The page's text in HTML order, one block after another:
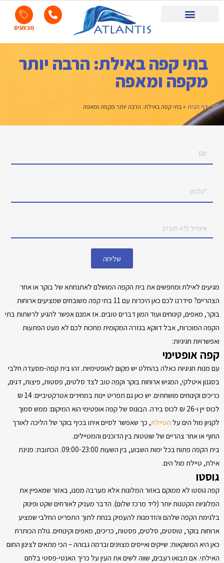
מבצעים
בתי קפה באילת: הרבה יותר
מקפה ומאפה
דף הבית »בתי קפה באילת: הרבה יותר מקפה ומאפה
שליחה
מגיעים לאילת ומחפשים את בית הקפה המושלם לאתנחתא של בוקר או אחר
הצהריים? סידרנו לכם כאן היכרות עם 11 בתי קפה משובחים שמציעים ארוחות
בוקר, מאפים, קינוחים ועוד המון דברים טובים. אז אמנם אפשר להגיע לרשתות בתי
הקפה המוכרות, אבל דווקא בגזרה המקומית מחכות לכם לא מעט הפתעות
ואפשרויות חגיגיות:
קפה אופטימי
עם מנות חגיגיות כאלה בהחלט יש מקום לאופטימיות. זהו בית קפה-מסעדה חלבי
בסגנון איטלקי, המגיש ארוחות בוקר וקפה טוב לצד סלטים, פסטות, פיצות, דגים,
כריכים וקינוחים מושחתים. יש כאן גם תפריט יינות במחירים אטרקטיביים: 14 ₪
לכוס יין ו-26 ₪ לכוס בירה. הבונוס של קפה אופטימי הוא המיקום: ממש סמוך
לקניון מול הים על הטיילת, כך שאפשר לסיים איתו בכיף בוקר של הליכה לאורך
החוף או אחר צהריים של שוטטות בין הדוכנים והמטיילים.
בית הקפה פתוח בכל ימות השבוע, בין השעות 09:00-23:00. הכתובת: פנינת
אילת, טיילת מול הים.
גוסטו
קפה גוסטו לא ממוקם באזור המלונות אלא מערבה ממנו, באזור שמאפיין את
המלוניות הקטנות יותר (ליד מרכז שלום). הדבר מעניק לאורחים שקט ופינוק
בלגימת הקפה שלהם והזדמנות להעמיק בנחת לתוך התפריט החלבי שמציע
ארוחות בוקר, טוסטים, סלטים, פסטות, כריכים, מאפים וקינוחים. גולת הכותרת
כאן היא המשקאות: שייקים ואייסים מצוינים וברמה גבוהה – הכי מתאים לצינון החום
האילתי. אם תבואו רעבים, שווה לשים את העין על כריך האנטי-פסטי בלחם